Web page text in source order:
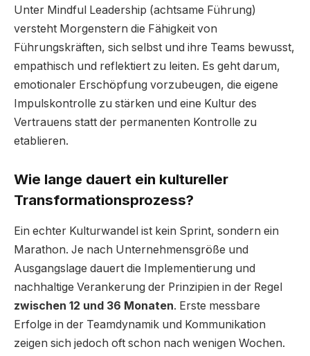
Unter Mindful Leadership (achtsame Führung)
versteht Morgenstern die Fähigkeit von
Führungskräften, sich selbst und ihre Teams bewusst,
empathisch und reflektiert zu leiten. Es geht darum,
emotionaler Erschöpfung vorzubeugen, die eigene
Impulskontrolle zu stärken und eine Kultur des
Vertrauens statt der permanenten Kontrolle zu
etablieren.
Wie lange dauert ein kultureller
Transformationsprozess?
Ein echter Kulturwandel ist kein Sprint, sondern ein
Marathon. Je nach Unternehmensgröße und
Ausgangslage dauert die Implementierung und
nachhaltige Verankerung der Prinzipien in der Regel
zwischen 12 und 36 Monaten. Erste messbare
Erfolge in der Teamdynamik und Kommunikation
zeigen sich jedoch oft schon nach wenigen Wochen.